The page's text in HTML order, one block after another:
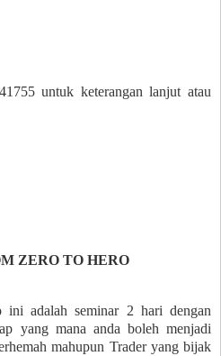
untuk keterangan lanjut atau
ZERO TO HERO
adalah seminar 2 hari dengan
yang mana anda boleh menjadi
mahupun Trader yang bijak